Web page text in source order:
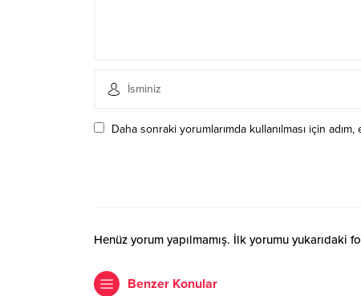
Daha sonraki yorumlarımda kullanılması için
Henüz yorum yapılmamış. İlk yorumu yukarıdaki
Benzer Konular